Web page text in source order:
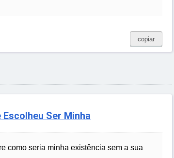
copiar
Ser Minha
como seria minha existência sem a sua